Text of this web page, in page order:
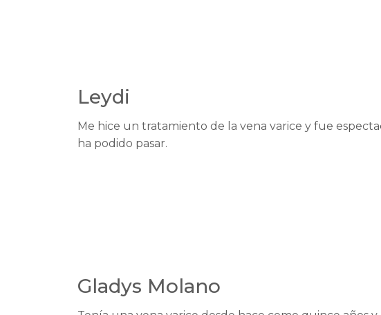
Leydi
Me hice un tratamiento de la vena varice y fue
ha podido pasar.
Gladys Molano